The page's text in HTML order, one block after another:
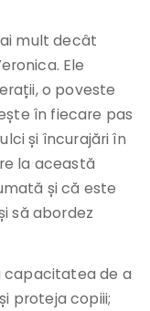
mult decât
Ele
o poveste
în fiecare pas
și încurajări în
la această
și că este
să abordez
capacitatea de a
proteja copiii;